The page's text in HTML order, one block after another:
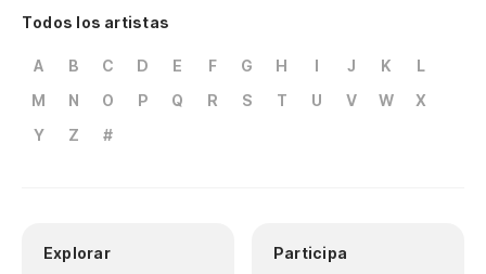
Todos los artistas
A B C D E F G H I J K
L
M
N O P Q R S T U V W
X
Y
Z #
Explorar Participa